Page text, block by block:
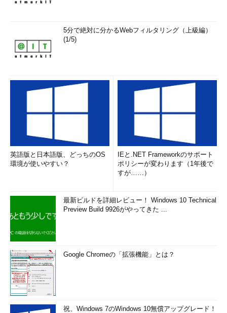
5分で絶対に分かるWebフィルタリング（上級編）
(1/5)
英語版と日本語版、どっちのOS
環境が使いやすい？
IEと.NET Frameworkのサポート
ポリシーが変わります（1年後で
すが……）
最新ビルドを詳細レビュー！ Windows 10 Technical
Preview Build 9926がやってきた ...
Google Chromeの「拡張機能」とは？
祝、Windows 7のWindows 10無償アップグレード！